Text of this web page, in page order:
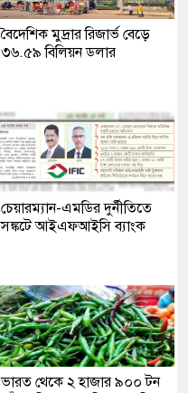
বৈদেশিক মুদ্রার রিজার্ভ বেড়ে
৩৬.৫৯ বিলিয়ন ডলার
চেয়ারম্যান-এমডির দুর্নীতিতে
সঙ্কটে আইএফআইসি ব্যাংক
ভারত থেকে ২ হাজার ৯০০ টন